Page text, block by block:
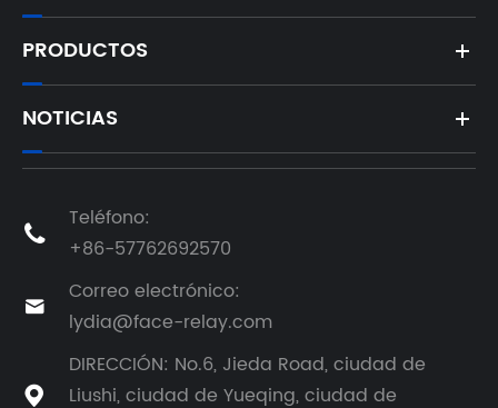
PRODUCTOS
NOTICIAS

Teléfono:
+86-57762692570

Correo electrónico:
lydia@face-relay.com

DIRECCIÓN: No.6, Jieda Road, ciudad de
Liushi, ciudad de Yueqing, ciudad de